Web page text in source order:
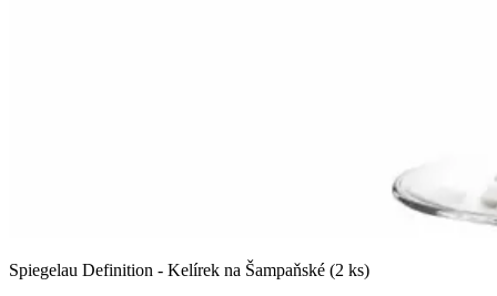
Spiegelau Definition - Kelírek na Šampaňské (2 ks)